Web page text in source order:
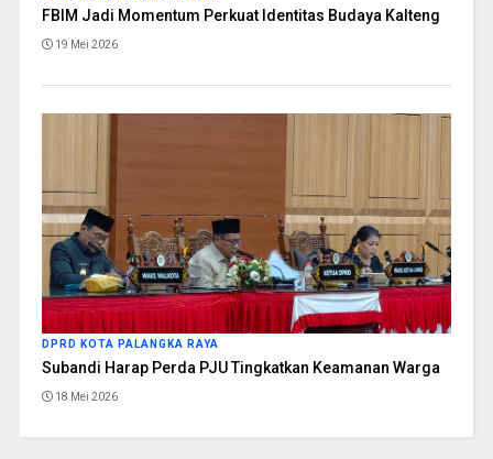
FBIM Jadi Momentum Perkuat Identitas Budaya Kalteng
19 Mei 2026
DPRD KOTA PALANGKA RAYA
Subandi Harap Perda PJU Tingkatkan Keamanan Warga
18 Mei 2026